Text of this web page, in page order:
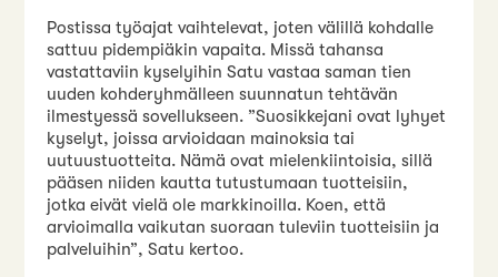
Postissa työajat vaihtelevat, joten välillä kohdalle
sattuu pidempiäkin vapaita. Missä tahansa
vastattaviin kyselyihin Satu vastaa saman tien
uuden kohderyhmälleen suunnatun tehtävän
ilmestyessä sovellukseen. ”Suosikkejani ovat lyhyet
kyselyt, joissa arvioidaan mainoksia tai
uutuustuotteita. Nämä ovat mielenkiintoisia, sillä
pääsen niiden kautta tutustumaan tuotteisiin,
jotka eivät vielä ole markkinoilla. Koen, että
arvioimalla vaikutan suoraan tuleviin tuotteisiin ja
palveluihin”, Satu kertoo.